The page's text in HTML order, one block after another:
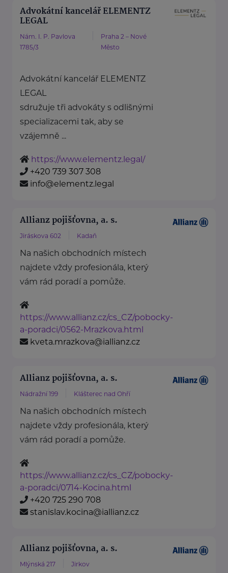
Advokátní kancelář ELEMENTZ
LEGAL
Nám. I. P. Pavlova
1785/3
Praha 2 – Nové
Město
Advokátní kancelář ELEMENTZ
LEGAL
sdružuje tři advokáty s odlišnými
specializacemi tak, aby se
vzájemně ...
https://www.elementz.legal/
+420 739 307 308
info@elementz.legal
Allianz pojišťovna, a. s.
Jiráskova 602 Kadaň
Na našich obchodních místech
najdete vždy profesionála, který
vám rád poradí a pomůže.
https://www.allianz.cz/cs_CZ/pobocky-
a-poradci/0562-Mrazkova.html
kveta.mrazkova@iallianz.cz
Allianz pojišťovna, a. s.
Nádražní 199 Klášterec nad Ohří
Na našich obchodních místech
najdete vždy profesionála, který
vám rád poradí a pomůže.
https://www.allianz.cz/cs_CZ/pobocky-
a-poradci/0714-Kocina.html
+420 725 290 708
stanislav.kocina@iallianz.cz
Allianz pojišťovna, a. s.
Mlýnská 217 Jirkov